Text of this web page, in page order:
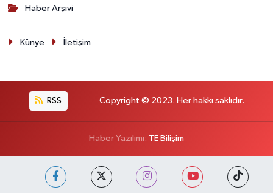
Haber Arşivi
Künye İletişim
RSS Copyright © 2023. Her hakkı saklıdır.
Haber Yazılımı: TE Bilişim